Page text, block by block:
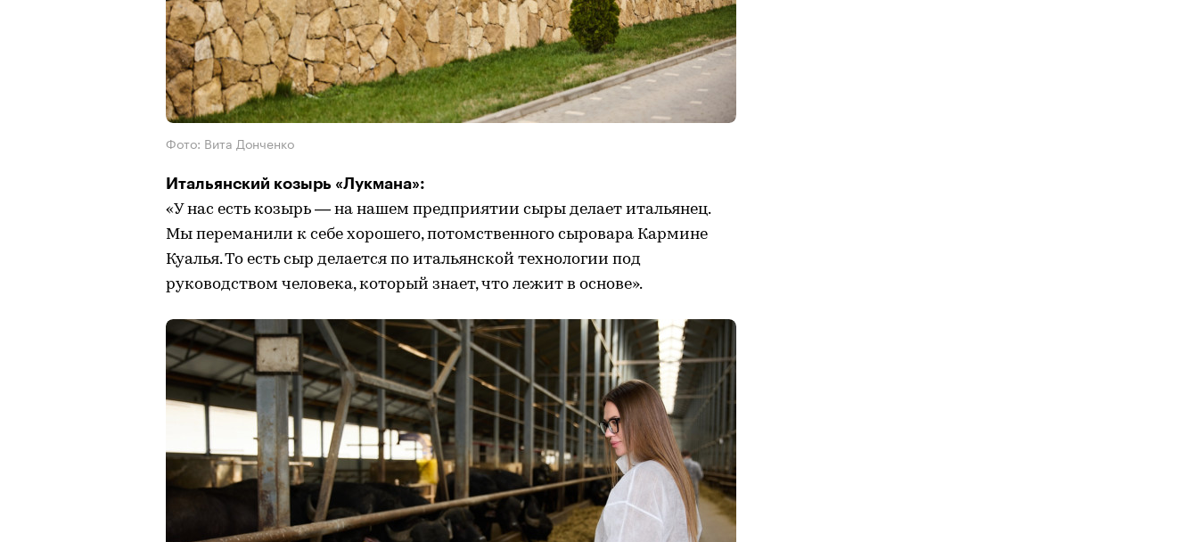
Фото: Вита Донченко
Итальянский козырь «Лукмана»:
«У нас есть козырь — на нашем предприятии сыры делает итальянец.
Мы переманили к себе хорошего, потомственного сыровара Кармине
Куалья. То есть сыр делается по итальянской технологии под
руководством человека, который знает, что лежит в основе».